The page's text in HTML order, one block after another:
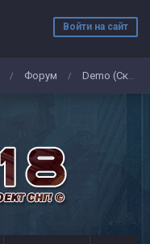
Войти на сайт
/ Форум / Demo (Скриншоты)